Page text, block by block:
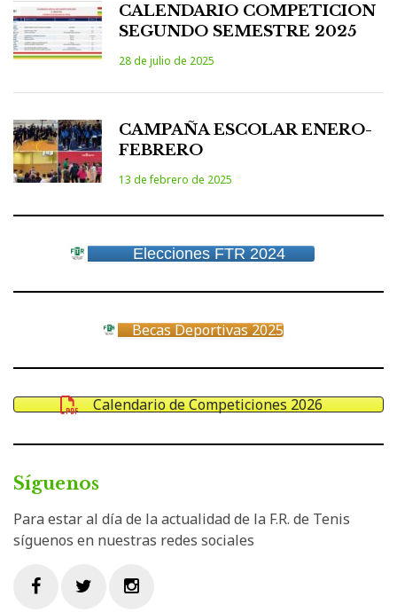
CALENDARIO COMPETICION
SEGUNDO SEMESTRE 2025
28 de julio de 2025
CAMPAÑA ESCOLAR ENERO-
FEBRERO
13 de febrero de 2025
Elecciones FTR 2024
Becas Deportivas 2025
Calendario de Competiciones 2026
Síguenos
Para estar al día de la actualidad de la F.R. de Tenis
síguenos en nuestras redes sociales